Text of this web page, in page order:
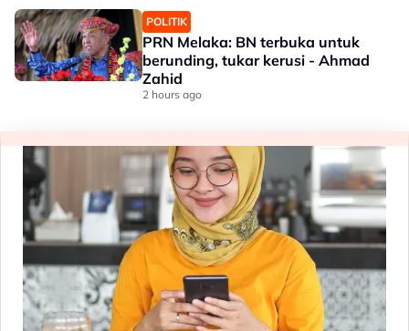
POLITIK
PRN Melaka: BN terbuka untuk
berunding, tukar kerusi - Ahmad
Zahid
2 hours ago